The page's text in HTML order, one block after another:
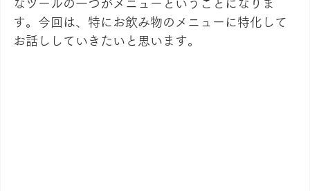
なツールの一つがメニューということになりま
す。今回は、特にお飲み物のメニューに特化して
お話ししていきたいと思います。